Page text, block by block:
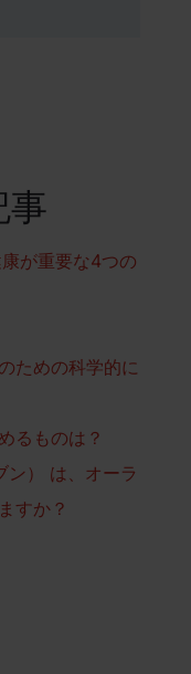
事
が重要な4つの
ための科学的に
るものは？
ン） は、オーラ
すか？